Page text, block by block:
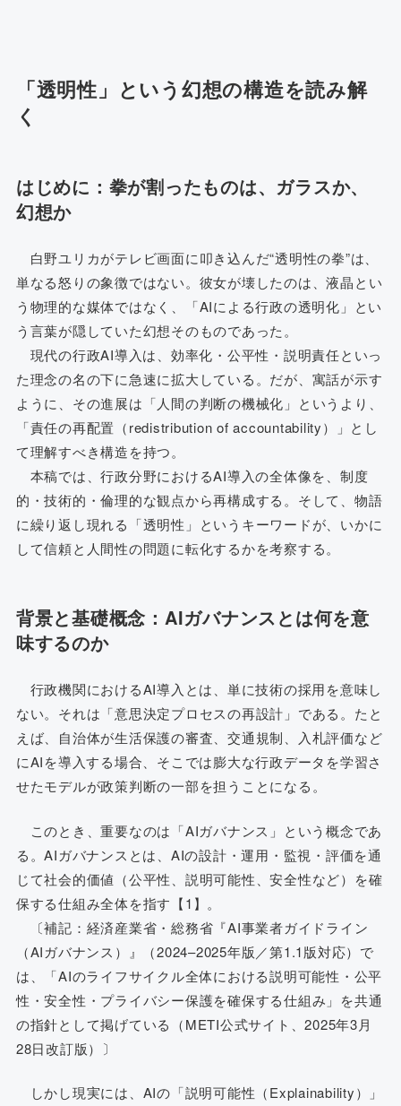
「透明性」という幻想の構造を読み解
く
はじめに：拳が割ったものは、ガラスか、
幻想か
白野ユリカがテレビ画面に叩き込んだ“透明性の拳”は、
単なる怒りの象徴ではない。彼女が壊したのは、液晶とい
う物理的な媒体ではなく、「AIによる行政の透明化」とい
う言葉が隠していた幻想そのものであった。
現代の行政AI導入は、効率化・公平性・説明責任といっ
た理念の名の下に急速に拡大している。だが、寓話が示す
ように、その進展は「人間の判断の機械化」というより、
「責任の再配置（redistribution of accountability）」とし
て理解すべき構造を持つ。
本稿では、行政分野におけるAI導入の全体像を、制度
的・技術的・倫理的な観点から再構成する。そして、物語
に繰り返し現れる「透明性」というキーワードが、いかに
して信頼と人間性の問題に転化するかを考察する。
背景と基礎概念：AIガバナンスとは何を意
味するのか
行政機関におけるAI導入とは、単に技術の採用を意味し
ない。それは「意思決定プロセスの再設計」である。たと
えば、自治体が生活保護の審査、交通規制、入札評価など
にAIを導入する場合、そこでは膨大な行政データを学習さ
せたモデルが政策判断の一部を担うことになる。
このとき、重要なのは「AIガバナンス」という概念であ
る。AIガバナンスとは、AIの設計・運用・監視・評価を通
じて社会的価値（公平性、説明可能性、安全性など）を確
保する仕組み全体を指す【1】。
〔補記：経済産業省・総務省『AI事業者ガイドライン
（AIガバナンス）』（2024–2025年版／第1.1版対応）で
は、「AIのライフサイクル全体における説明可能性・公平
性・安全性・プライバシー保護を確保する仕組み」を共通
の指針として掲げている（METI公式サイト、2025年3月
28日改訂版）〕
しかし現実には、AIの「説明可能性（Explainability）」